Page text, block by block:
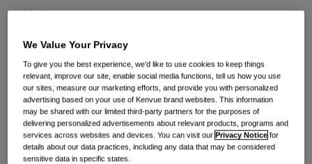
する現金以外の費用も含まれており、前年同期は13.2%でし
た。2025年第4四半期の調整後営業利益率は前年同期の
19.2% に対して19.9% でした。両指標における前年比の改善
は、粗利益率と調整粗利益率の前年比変化とOur Vue
Forwardによる節約を反映しており、前年比でのブランドサ
We Value Your Privacy
To give you the best experience, we’d like to use cookies to keep things
relevant, improve our site, enable social media functions, tell us how you use
our sites, measure our marketing efforts, and provide you with personalized
advertising based on your use of Kenvue brand websites. This information
may be shared with our limited third-party partners for the purposes of
delivering personalized advertisements about relevant products, programs and
services across websites and devices. You can visit our Privacy Notice for
details about our data practices, including any data that may be considered
sensitive data in specific states.